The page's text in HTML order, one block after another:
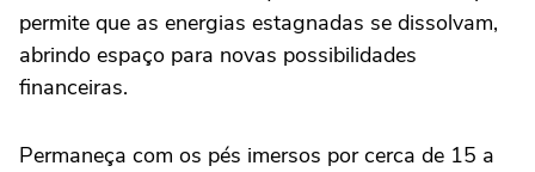
permite que as energias estagnadas se dissolvam,
abrindo espaço para novas possibilidades
financeiras.
Permaneça com os pés imersos por cerca de 15 a